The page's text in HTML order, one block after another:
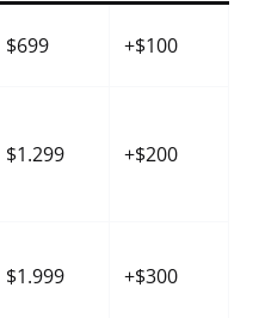
$699 +$100
$1.299 +$200
$1.999 +$300